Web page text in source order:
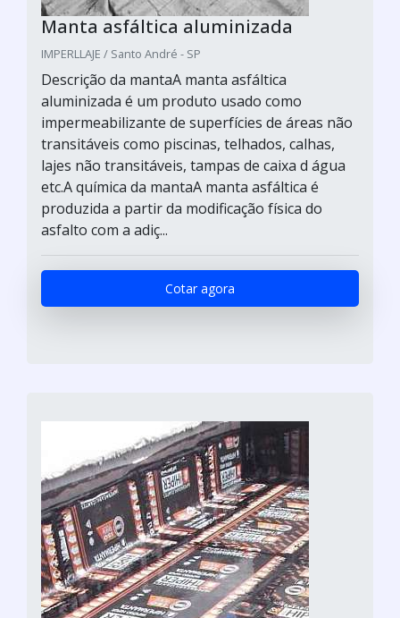
Manta asfáltica aluminizada
IMPERLLAJE / Santo André - SP
Descrição da mantaA manta asfáltica
aluminizada é um produto usado como
impermeabilizante de superfícies de áreas não
transitáveis como piscinas, telhados, calhas,
lajes não transitáveis, tampas de caixa d água
etc.A química da mantaA manta asfáltica é
produzida a partir da modificação física do
asfalto com a adiç...
Cotar agora